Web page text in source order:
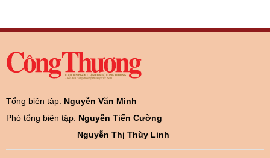
Tổng biên tập: Nguyễn Văn Minh
Phó tổng biên tập: Nguyễn Tiến Cường
Nguyễn Thị Thùy Linh